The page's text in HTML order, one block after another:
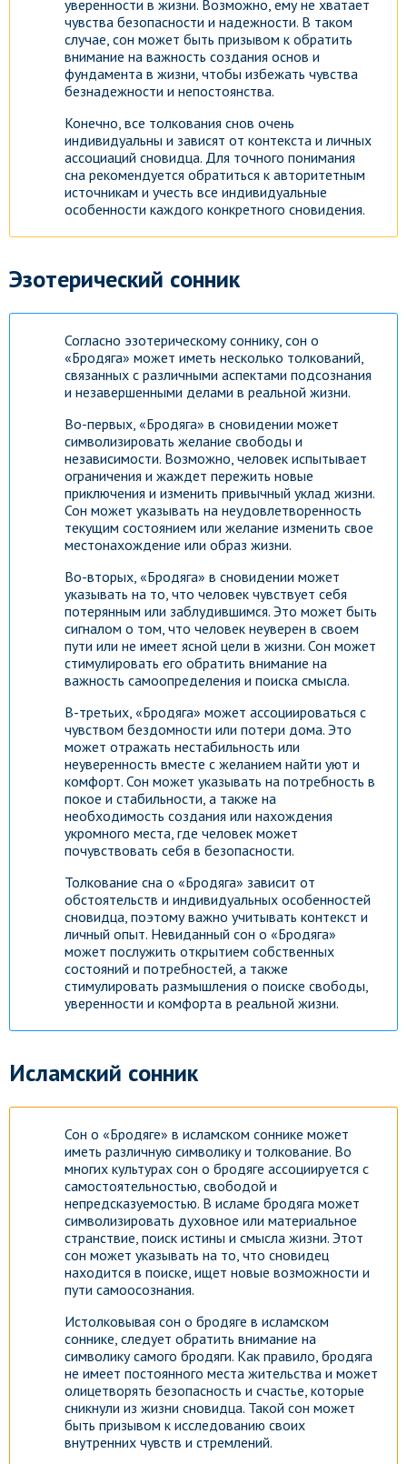
Посмотреть
уверенности в жизни. Возможно, ему не хватает
чувства безопасности и надежности. В таком
случае, сон может быть призывом к обратить
внимание на важность создания основ и
фундамента в жизни, чтобы избежать чувства
безнадежности и непостоянства.
Конечно, все толкования снов очень
индивидуальны и зависят от контекста и личных
ассоциаций сновидца. Для точного понимания
сна рекомендуется обратиться к авторитетным
источникам и учесть все индивидуальные
особенности каждого конкретного сновидения.
Эзотерический сонник
Согласно эзотерическому соннику, сон о
«Бродяга» может иметь несколько толкований,
связанных с различными аспектами подсознания
и незавершенными делами в реальной жизни.
Во-первых, «Бродяга» в сновидении может
символизировать желание свободы и
независимости. Возможно, человек испытывает
ограничения и жаждет пережить новые
приключения и изменить привычный уклад жизни.
Сон может указывать на неудовлетворенность
текущим состоянием или желание изменить свое
местонахождение или образ жизни.
Во-вторых, «Бродяга» в сновидении может
указывать на то, что человек чувствует себя
потерянным или заблудившимся. Это может быть
сигналом о том, что человек неуверен в своем
пути или не имеет ясной цели в жизни. Сон может
стимулировать его обратить внимание на
важность самоопределения и поиска смысла.
В-третьих, «Бродяга» может ассоциироваться с
чувством бездомности или потери дома. Это
может отражать нестабильность или
неуверенность вместе с желанием найти уют и
комфорт. Сон может указывать на потребность в
покое и стабильности, а также на
необходимость создания или нахождения
укромного места, где человек может
почувствовать себя в безопасности.
Толкование сна о «Бродяга» зависит от
обстоятельств и индивидуальных особенностей
сновидца, поэтому важно учитывать контекст и
личный опыт. Невиданный сон о «Бродяга»
может послужить открытием собственных
состояний и потребностей, а также
стимулировать размышления о поиске свободы,
уверенности и комфорта в реальной жизни.
Исламский сонник
Сон о «Бродяге» в исламском соннике может
иметь различную символику и толкование. Во
многих культурах сон о бродяге ассоциируется с
самостоятельностью, свободой и
непредсказуемостью. В исламе бродяга может
символизировать духовное или материальное
странствие, поиск истины и смысла жизни. Этот
сон может указывать на то, что сновидец
находится в поиске, ищет новые возможности и
пути самоосознания.
Истолковывая сон о бродяге в исламском
соннике, следует обратить внимание на
символику самого бродяги. Как правило, бродяга
не имеет постоянного места жительства и может
олицетворять безопасность и счастье, которые
сникнули из жизни сновидца. Такой сон может
быть призывом к исследованию своих
внутренних чувств и стремлений.